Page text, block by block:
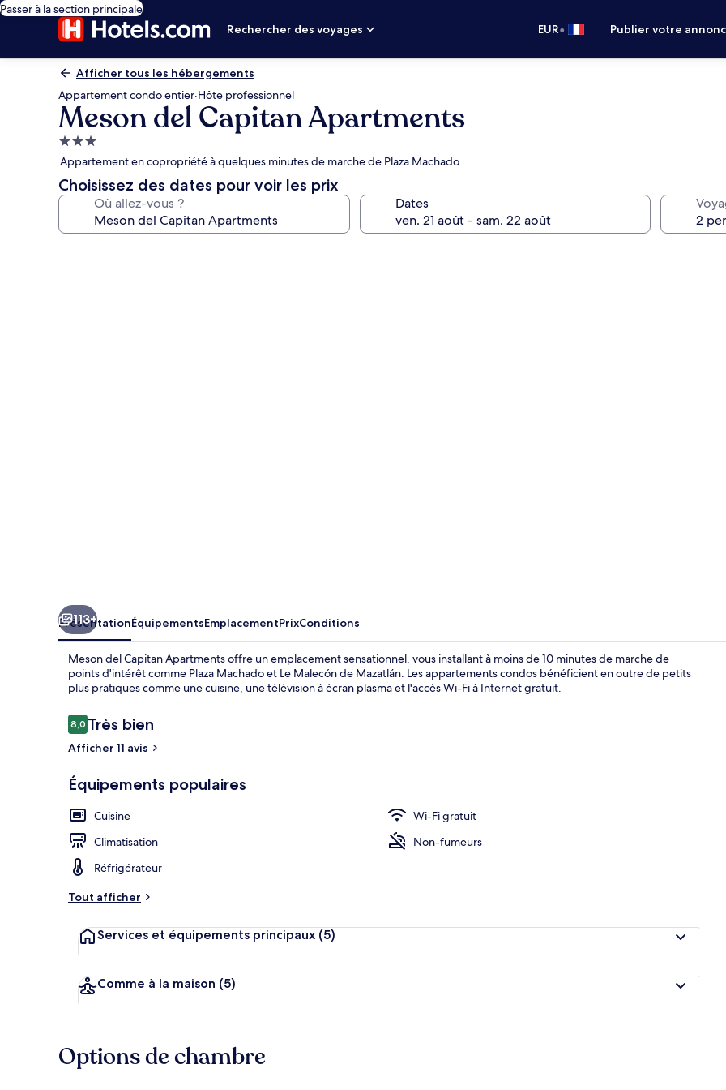
Passer à la section principale
Rechercher des voyages
EUR• Publier votre
Afficher tous les hébergements
Appartement condo entier·Hôte professionnel
Meson del Capitan Apartments
Hébergement
3.0 étoiles
Appartement en copropriété à quelques minutes de marche de Plaza Machado
Choisissez des dates pour voir les prix
Où allez-vous ? Dates
113+
PrésentationÉquipementsEmplacementPrixConditions
Meson del Capitan Apartments offre un emplacement sensationnel, vous installant à moins de 10 minutes de marche de
points d'intérêt comme Plaza Machado et Le Malecón de Mazatlán. Les appartements condos bénéficient en outre de petits
plus pratiques comme une cuisine, une télévision à écran plasma et l'accès Wi-Fi à Internet gratuit.
Avis
voyageurs
8,08,0 sur 10
Très bien
Afficher 11 avis
Équipements populaires
Cuisine
Wi-Fi gratuit
Climatisation
Non-fumeurs
Réfrigérateur
Tout afficher
Services et équipements principaux (5)
Comme à la maison (5)
Options de chambre